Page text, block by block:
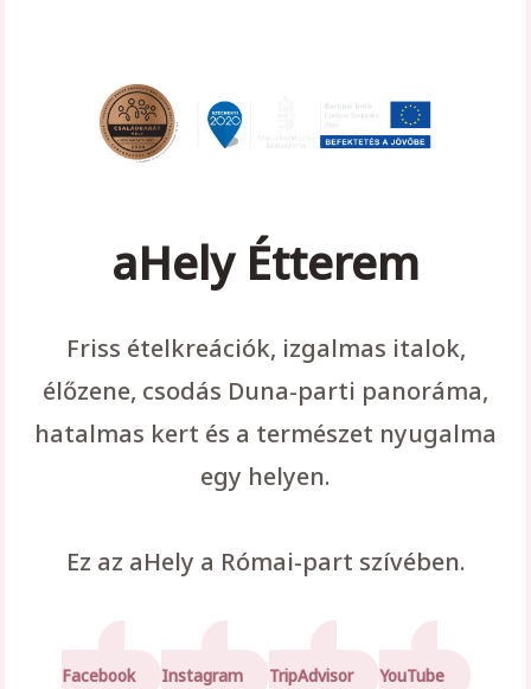
aHely Étterem
Friss ételkreációk, izgalmas italok,
élőzene, csodás Duna-parti panoráma,
hatalmas kert és a természet nyugalma
egy helyen.
Ez az aHely a Római-part szívében.
Facebook Instagram TripAdvisor YouTube